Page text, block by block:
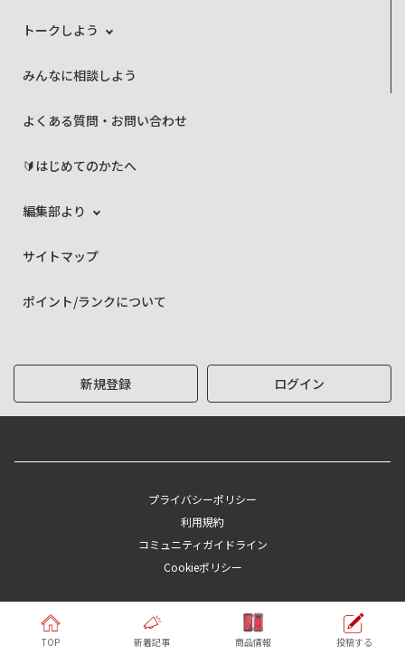
トークしよう
みんなに相談しよう
よくある質問・お問い合わせ
🔰はじめてのかたへ
編集部より
サイトマップ
ポイント/ランクについて
新規登録 ログイン
プライバシーポリシー
利用規約
コミュニティガイドライン
Cookieポリシー
Copyright © KYOCERA Corporation
TOP 新着記事 商品情報 投稿する